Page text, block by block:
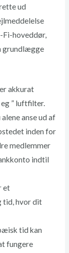
ud
Fi-hoveddør,
grundlægge
akkurat
” luftfilter.
anse ud af
inden for
medlemmer
indtil
et
tid, hvor dit
tid kan
fungere